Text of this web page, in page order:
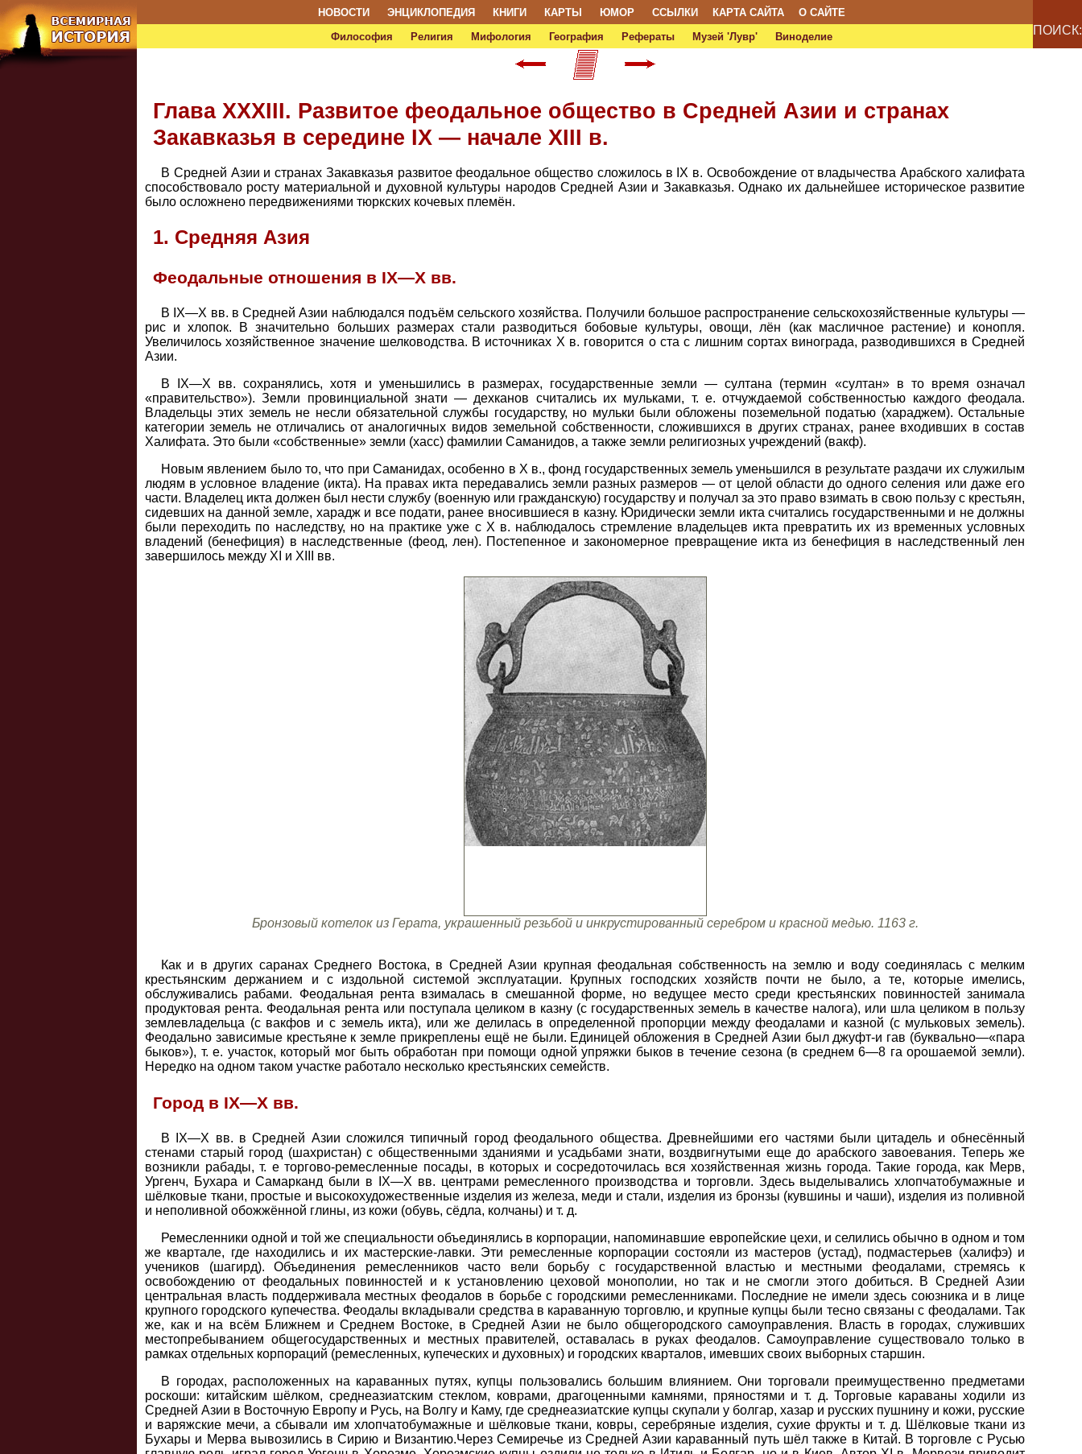
НОВОСТИ ЭНЦИКЛОПЕДИЯ КНИГИ КАРТЫ ЮМОР ССЫЛКИ КАРТА САЙТА
О САЙТЕ
Философия
Религия Мифология География Рефераты Музей 'Лувр' Виноделие ПОИСК:
Глава XXXIII. Развитое феодальное общество в Средней Азии и странах
Закавказья в середине IX — начале XIII в.
В Средней Азии и странах Закавказья развитое феодальное общество сложилось в IX в. Освобождение от владычества Арабского халифата
способствовало росту материальной и духовной культуры народов Средней Азии и Закавказья. Однако их дальнейшее историческое развитие
было осложнено передвижениями тюркских кочевых племён.
1. Средняя Азия
Феодальные отношения в IX—X вв.
В IX—X вв. в Средней Азии наблюдался подъём сельского хозяйства. Получили большое распространение сельскохозяйственные культуры —
рис и хлопок. В значительно больших размерах стали разводиться бобовые культуры, овощи, лён (как масличное растение) и конопля.
Увеличилось хозяйственное значение шелководства. В источниках X в. говорится о ста с лишним сортах винограда, разводившихся в Средней
Азии.
В IX—X вв. сохранялись, хотя и уменьшились в размерах, государственные земли — султана (термин «султан» в то время означал
«правительство»). Земли провинциальной знати — дехканов считались их мульками, т. е. отчуждаемой собственностью каждого феодала.
Владельцы этих земель не несли обязательной службы государству, но мульки были обложены поземельной податью (хараджем). Остальные
категории земель не отличались от аналогичных видов земельной собственности, сложившихся в других странах, ранее входивших в состав
Халифата. Это были «собственные» земли (хасс) фамилии Саманидов, а также земли религиозных учреждений (вакф).
Новым явлением было то, что при Саманидах, особенно в X в., фонд государственных земель уменьшился в результате раздачи их служилым
людям в условное владение (икта). На правах икта передавались земли разных размеров — от целой области до одного селения или даже его
части. Владелец икта должен был нести службу (военную или гражданскую) государству и получал за это право взимать в свою пользу с крестьян,
сидевших на данной земле, харадж и все подати, ранее вносившиеся в казну. Юридически земли икта считались государственными и не должны
были переходить по наследству, но на практике уже с X в. наблюдалось стремление владельцев икта превратить их из временных условных
владений (бенефиция) в наследственные (феод, лен). Постепенное и закономерное превращение икта из бенефиция в наследственный лен
завершилось между XI и XIII вв.
Бронзовый котелок из Герата, украшенный резьбой и инкрустированный серебром и красной медью. 1163 г.
Как и в других саранах Среднего Востока, в Средней Азии крупная феодальная собственность на землю и воду соединялась с мелким
крестьянским держанием и с издольной системой эксплуатации. Крупных господских хозяйств почти не было, а те, которые имелись,
обслуживались рабами. Феодальная рента взималась в смешанной форме, но ведущее место среди крестьянских повинностей занимала
продуктовая рента. Феодальная рента или поступала целиком в казну (с государственных земель в качестве налога), или шла целиком в пользу
землевладельца (с вакфов и с земель икта), или же делилась в определенной пропорции между феодалами и казной (с мульковых земель).
Феодально зависимые крестьяне к земле прикреплены ещё не были. Единицей обложения в Средней Азии был джуфт-и гав (буквально—«пара
быков»), т. е. участок, который мог быть обработан при помощи одной упряжки быков в течение сезона (в среднем 6—8 га орошаемой земли).
Нередко на одном таком участке работало несколько крестьянских семейств.
Город в IX—X вв.
В IX—X вв. в Средней Азии сложился типичный город феодального общества. Древнейшими его частями были цитадель и обнесённый
стенами старый город (шахристан) с общественными зданиями и усадьбами знати, воздвигнутыми еще до арабского завоевания. Теперь же
возникли рабады, т. е торгово-ремесленные посады, в которых и сосредоточилась вся хозяйственная жизнь города. Такие города, как Мерв,
Ургенч, Бухара и Самарканд были в IX—X вв. центрами ремесленного производства и торговли. Здесь выделывались хлопчатобумажные и
шёлковые ткани, простые и высокохудожественные изделия из железа, меди и стали, изделия из бронзы (кувшины и чаши), изделия из поливной
и неполивной обожжённой глины, из кожи (обувь, сёдла, колчаны) и т. д.
Ремесленники одной и той же специальности объединялись в корпорации, напоминавшие европейские цехи, и селились обычно в одном и том
же квартале, где находились и их мастерские-лавки. Эти ремесленные корпорации состояли из мастеров (устад), подмастерьев (халифэ) и
учеников (шагирд). Объединения ремесленников часто вели борьбу с государственной властью и местными феодалами, стремясь к
освобождению от феодальных повинностей и к установлению цеховой монополии, но так и не смогли этого добиться. В Средней Азии
центральная власть поддерживала местных феодалов в борьбе с городскими ремесленниками. Последние не имели здесь союзника и в лице
крупного городского купечества. Феодалы вкладывали средства в караванную торговлю, и крупные купцы были тесно связаны с феодалами. Так
же, как и на всём Ближнем и Среднем Востоке, в Средней Азии не было общегородского самоуправления. Власть в городах, служивших
местопребыванием общегосударственных и местных правителей, оставалась в руках феодалов. Самоуправление существовало только в
рамках отдельных корпораций (ремесленных, купеческих и духовных) и городских кварталов, имевших своих выборных старшин.
В городах, расположенных на караванных путях, купцы пользовались большим влиянием. Они торговали преимущественно предметами
роскоши: китайским шёлком, среднеазиатским стеклом, коврами, драгоценными камнями, пряностями и т. д. Торговые караваны ходили из
Средней Азии в Восточную Европу и Русь, на Волгу и Каму, где среднеазиатские купцы скупали у болгар, хазар и русских пушнину и кожи, русские
и варяжские мечи, а сбывали им хлопчатобумажные и шёлковые ткани, ковры, серебряные изделия, сухие фрукты и т. д. Шёлковые ткани из
Бухары и Мерва вывозились в Сирию и Византию.Через Семиречье из Средней Азии караванный путь шёл также в Китай. В торговле с Русью